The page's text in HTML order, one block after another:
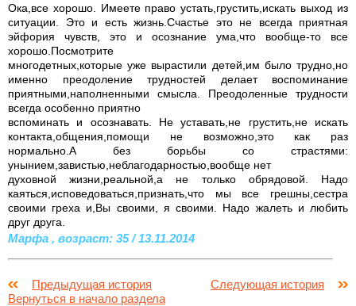
Ока,все хорошо. Имеете право устать,грустить,искать выход из
ситуации. Это и есть жизнь.Счастье это не всегда приятная
эйфория чувств, это и осознание ума,что вообще-то все
хорошо.Посмотрите
многодетных,которые уже вырастили детей,им было трудно,но
именно преодоление трудностей делает воспоминание
приятными,наполненными смысла. Преодоленные трудности
всегда особенно приятно
вспоминать и осознавать. Не уставать,не грустить,не искать
контакта,общения,помощи не возможно,это как раз
нормально.А без борьбы со страстями:
унынием,завистью,неблагодарностью,вообще нет
духовной жизни,реальной,а не только обрядовой. Надо
каяться,исповедоваться,признать,что мы все грешны,сестра
своими греха и,Вы своими, я своими. Надо жалеть и любить
друг друга.
Марфа , возраст: 35 / 13.11.2014
Предыдущая история
Следующая история
Вернуться в начало раздела